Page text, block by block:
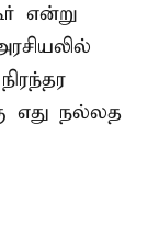
என்று
எது நல்லத